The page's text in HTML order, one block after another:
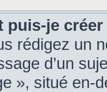
puis-je
rédigez un
d’un
», situé en-